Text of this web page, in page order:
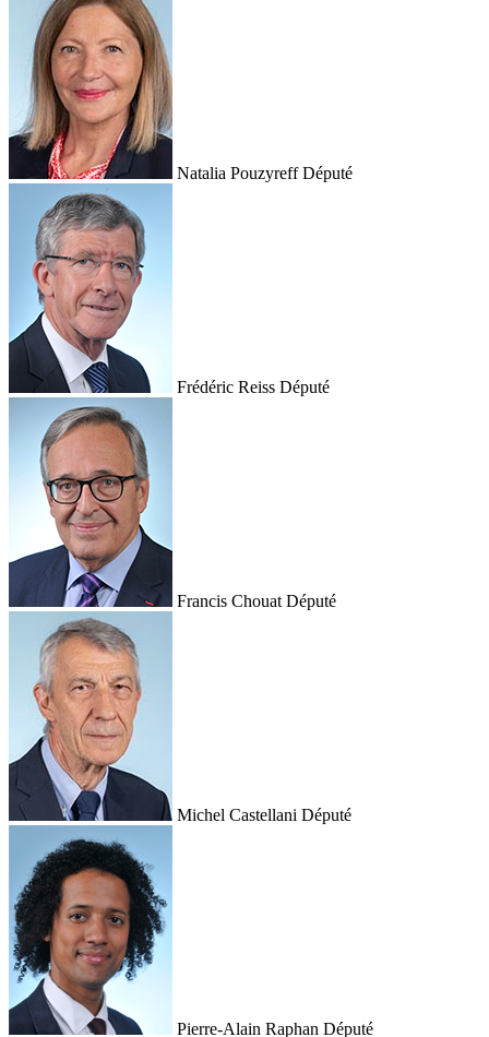
Natalia Pouzyreff Député
Frédéric Reiss Député
Francis Chouat Député
Michel Castellani Député
Pierre-Alain Raphan Député